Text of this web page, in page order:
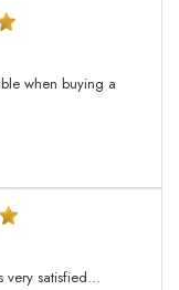
when buying a
very satisfied...